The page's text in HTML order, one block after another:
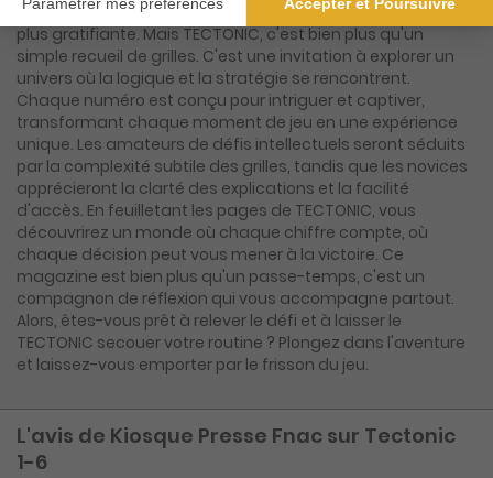
tout en vous amusant, rendant chaque victoire encore
plus gratifiante. Mais TECTONIC, c'est bien plus qu'un
simple recueil de grilles. C'est une invitation à explorer un
univers où la logique et la stratégie se rencontrent.
Chaque numéro est conçu pour intriguer et captiver,
transformant chaque moment de jeu en une expérience
unique. Les amateurs de défis intellectuels seront séduits
par la complexité subtile des grilles, tandis que les novices
apprécieront la clarté des explications et la facilité
d'accès. En feuilletant les pages de TECTONIC, vous
découvrirez un monde où chaque chiffre compte, où
chaque décision peut vous mener à la victoire. Ce
magazine est bien plus qu'un passe-temps, c'est un
compagnon de réflexion qui vous accompagne partout.
Alors, êtes-vous prêt à relever le défi et à laisser le
TECTONIC secouer votre routine ? Plongez dans l'aventure
et laissez-vous emporter par le frisson du jeu.
L'avis de Kiosque Presse Fnac sur Tectonic
1-6